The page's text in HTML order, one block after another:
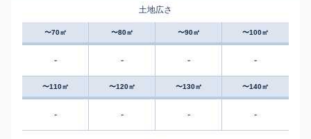
土地広さ
〜70㎡ 〜80㎡ 〜90㎡ 〜100㎡
- - - -
〜110㎡ 〜120㎡ 〜130㎡ 〜140㎡
- - - -